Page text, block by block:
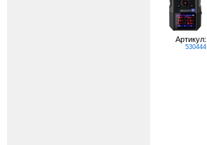
Артикул:
530444